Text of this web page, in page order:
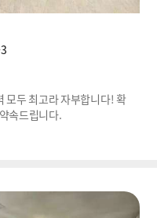
모두 최고라 자부합니다! 확
속드립니다.